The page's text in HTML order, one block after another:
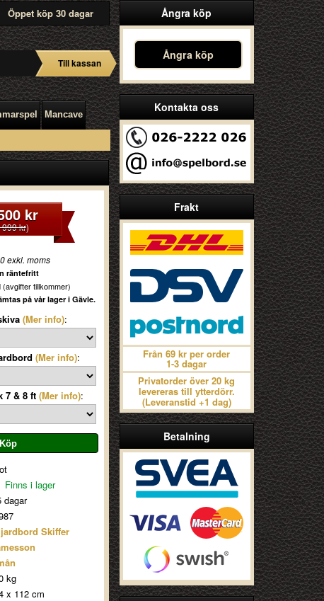
Öppet köp 30 dagar
Till kassan
Mancave
Ångra köp
Ångra köp
Kontakta oss
Frakt
Från 69 kr per order
1-3 dagar
Privatorder över 20 kg
levereras till ytterdörr.
(Leveranstid +1 dag)
Betalning
kr
kr)
exkl. moms
räntefritt
tillkommer)
på vår lager i Gävle.
(Mer info):
(Mer info):
7 & 8 ft(Mer info):
Finns i lager
dagar
Skiffer
kg
x 112 cm